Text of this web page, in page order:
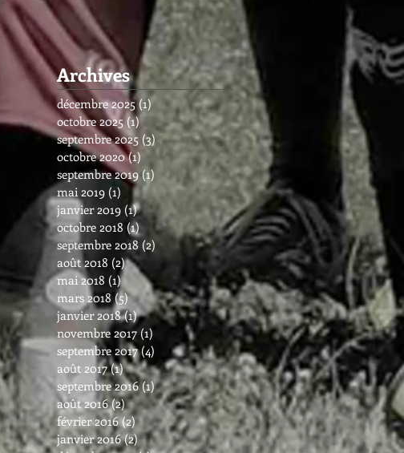
Archives
décembre 2025 (1)1 post
octobre 2025 (1)1 post
septembre 2025 (3) 3 posts
octobre 2020 (1) 1 post
septembre 2019 (1) 1 post
mai 2019 (1) 1 post
janvier 2019 (1)1 post
octobre 2018 (1)1 post
septembre 2018 (2)2 posts
août 2018 (2)2 posts
mai 2018 (1)1 post
mars 2018 (5)5 posts
janvier 2018 (1)1 post
novembre 2017 (1)
septembre 2017 (4) 4 posts
août 2017 (1)1 post
septembre 2016 (1)1 post
août 2016 (2)2 posts
février 2016 (2)2 posts
janvier 2016 (2)2 posts